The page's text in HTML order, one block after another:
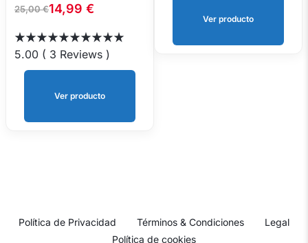
25,00€14,99 €
5.00 ( 3 Reviews )
Ver producto
Ver producto
Política de Privacidad Términos & Condiciones
Legal
Política de cookies